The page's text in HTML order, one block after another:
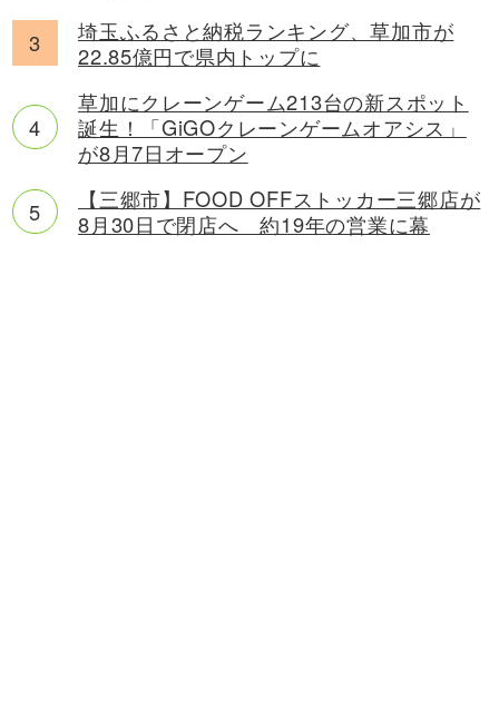
埼玉ふるさと納税ランキング、草加市が
22.85億円で県内トップに
草加にクレーンゲーム213台の新スポット
誕生！「GiGOクレーンゲームオアシス」
が8月7日オープン
【三郷市】FOOD OFFストッカー三郷店が
8月30日で閉店へ 約19年の営業に幕